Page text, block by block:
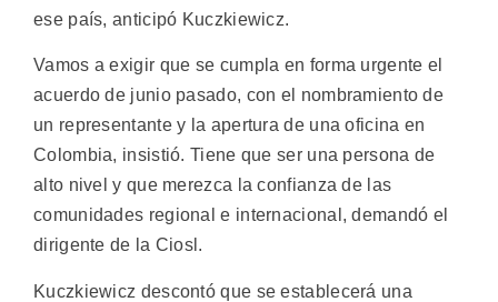
ese país, anticipó Kuczkiewicz.
Vamos a exigir que se cumpla en forma urgente el
acuerdo de junio pasado, con el nombramiento de
un representante y la apertura de una oficina en
Colombia, insistió. Tiene que ser una persona de
alto nivel y que merezca la confianza de las
comunidades regional e internacional, demandó el
dirigente de la Ciosl.
Kuczkiewicz descontó que se establecerá una